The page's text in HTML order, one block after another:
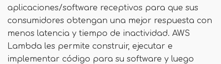
aplicaciones/software receptivos para que sus
consumidores obtengan una mejor respuesta con
menos latencia y tiempo de inactividad. AWS
Lambda les permite construir, ejecutar e
implementar código para su software y luego